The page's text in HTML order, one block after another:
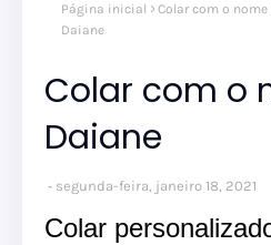
Página inicial Colar com o
Daiane
Colar com o
Daiane
segunda-feira, janeiro 18, 2021
Colar